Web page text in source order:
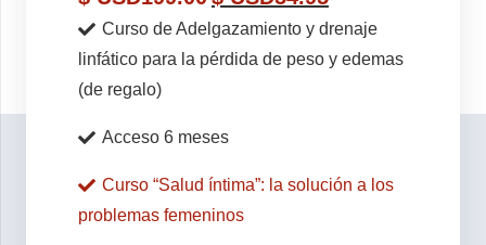
Curso de Adelgazamiento y drenaje
linfático para la pérdida de peso y edemas
(de regalo)
Acceso 6 meses
Curso “Salud íntima”: la solución a los
problemas femeninos